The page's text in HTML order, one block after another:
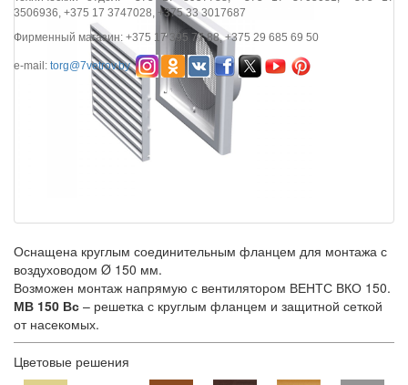
Оснащена круглым соединительным фланцем для монтажа с
воздуховодом Ø 150 мм.
Возможен монтаж напрямую с вентилятором ВЕНТС ВКО 150.
МВ 150 Вс – решетка с круглым фланцем и защитной сеткой
от насекомых.
Цветовые решения
3506936, +375 17 3747028, +375 33 3017687
Фирменный магазин: +375 17 395 77 88, +375 29 685 69 50
e-mail: torg@7vetrov.by